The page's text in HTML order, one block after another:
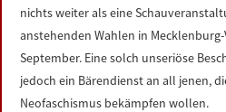
DATENSCHUTZERKLÄRUNG
IMPRESSUM
nichts weiter als eine
anstehenden Wahlen in
September. Eine solch unseriöse
jedoch ein Bärendienst an all jenen,
Neofaschismus bekämpfen wollen.